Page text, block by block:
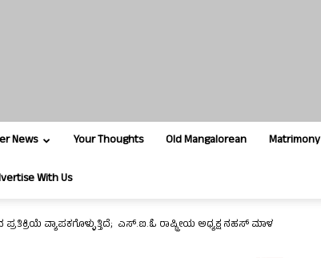
News Your Thoughts Old Mangalorean Matrimony
With Us
ಪ್ರತಿಕ್ರಿಯೆ ವ್ಯಾಪಕಗೊಳ್ಳುತ್ತಿದೆ; ಎಸ್.ಐ.ಓ ರಾಷ್ಟ್ರೀಯ ಅಧ್ಯಕ್ಷ ನಹಸ್ ಮಾಳ